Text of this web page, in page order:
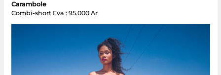
Carambole
Combi-short Eva : 95.000 Ar